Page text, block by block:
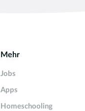
Mehr
Jobs
Apps
Homeschooling